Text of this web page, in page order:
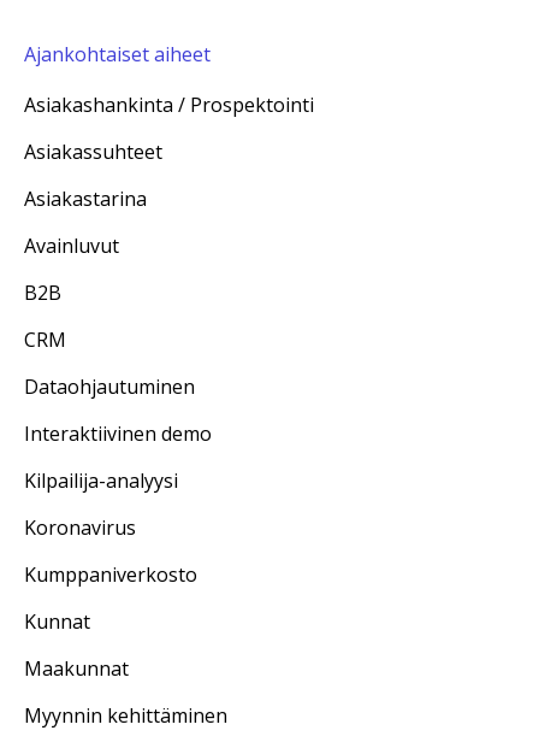
Ajankohtaiset aiheet
Asiakashankinta / Prospektointi
Asiakassuhteet
Asiakastarina
Avainluvut
B2B
CRM
Dataohjautuminen
Interaktiivinen demo
Kilpailija-analyysi
Koronavirus
Kumppaniverkosto
Kunnat
Maakunnat
Myynnin kehittäminen